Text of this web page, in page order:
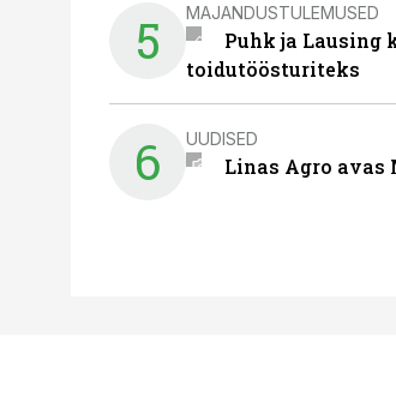
5 MAJANDUSTULEMUSED
Puhk ja Lausing
toidutöösturiteks
6 UUDISED
Linas Agro